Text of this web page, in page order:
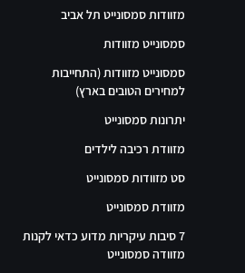
מזוודות סמסונייט תל אביב
סמסונייט מזוודות
סמסונייט מזוודות (התחייבות
למחירים הטובים בארץ)
יתרונות סמסונייט
מזוודת רכיבה לילדים
סט מזוודות סמסונייט
מזוודת סמסונייט
7 סיבות עיקריות מדוע כדאי לקנות
מזוודה סמסונייט